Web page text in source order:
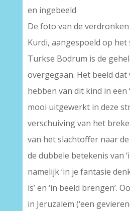
en ingebeeld
De foto van de
Kurdi, aangespoeld op
Turkse Bodrum is de
overgegaan. Het beeld dat
hebben van dit kind in een
mooi uitgewerkt in deze
verschuiving van het
van het slachtoffer naar
de dubbele betekenis van
namelijk ‘in je fantasie
is’ en ‘in beeld brengen’.
in Jeruzalem (‘een